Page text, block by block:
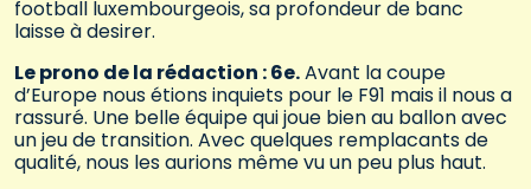
football luxembourgeois, sa profondeur de banc
laisse à desirer.
Le prono de la rédaction : 6e.Avant la coupe
d’Europe nous étions inquiets pour le F91 mais il nous a
rassuré. Une belle équipe qui joue bien au ballon avec
un jeu de transition. Avec quelques remplacants de
qualité, nous les aurions même vu un peu plus haut.